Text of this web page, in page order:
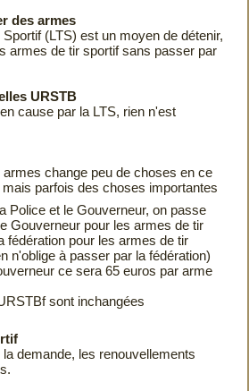
des armes
(LTS) est un moyen de détenir,
armes de tir sportif sans passer par
URSTB
cause par la LTS, rien n'est
change peu de choses en ce
parfois des choses importantes
Police et le Gouverneur, on passe
Gouverneur pour les armes de tir
fédération pour les armes de tir
n'oblige à passer par la fédération)
ce sera 65 euros par arme
sont inchangées
demande, les renouvellements